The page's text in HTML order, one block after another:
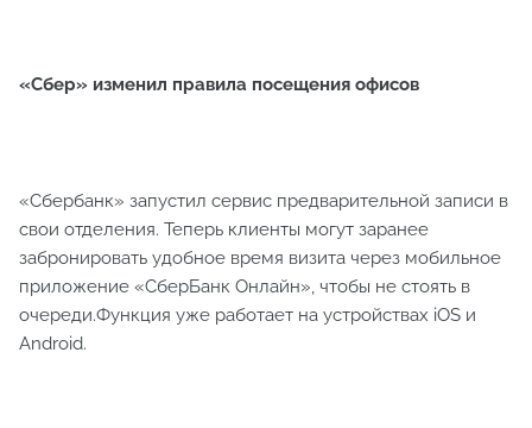
«Сбер» изменил правила посещения офисов
«Сбербанк» запустил сервис предварительной записи в
свои отделения. Теперь клиенты могут заранее
забронировать удобное время визита через мобильное
приложение «СберБанк Онлайн», чтобы не стоять в
очереди.Функция уже работает на устройствах iOS и
Android.